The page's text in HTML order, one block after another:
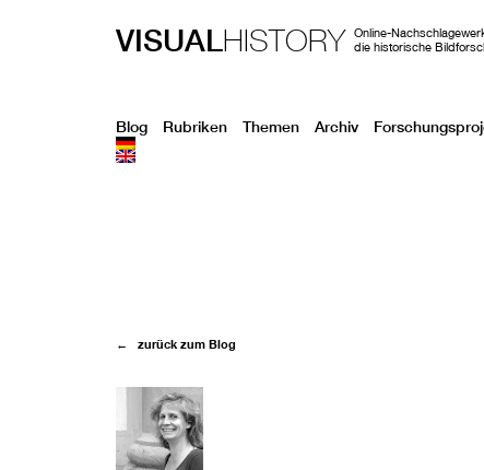
VISUALHISTORY
Online-
die historische
Blog Rubriken Themen Archiv
← zurück zum Blog